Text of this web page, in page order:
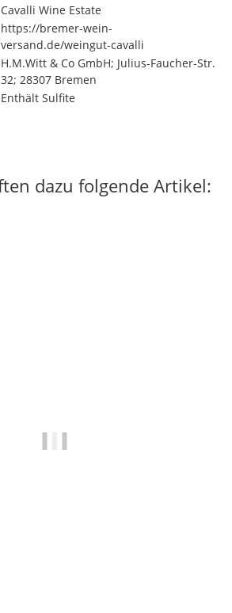
Cavalli Wine Estate
https://bremer-wein-
versand.de/weingut-cavalli
H.M.Witt & Co GmbH; Julius-Faucher-Str.
32; 28307 Bremen
Enthält Sulfite
dazu folgende Artikel: